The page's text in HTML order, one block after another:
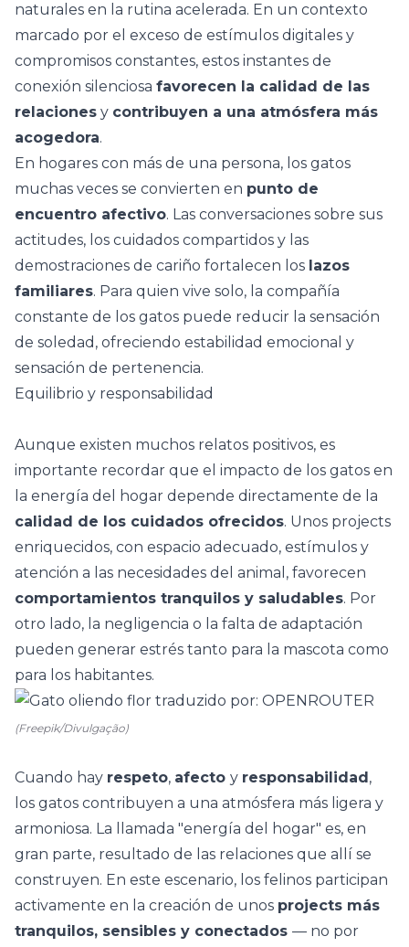
naturales en la rutina acelerada. En un contexto
marcado por el exceso de estímulos digitales y
compromisos constantes, estos instantes de
conexión silenciosa favorecen la calidad de las
relaciones y contribuyen a una atmósfera más
acogedora.
En hogares con más de una persona, los gatos
muchas veces se convierten en punto de
encuentro afectivo. Las conversaciones sobre sus
actitudes, los cuidados compartidos y las
demostraciones de cariño fortalecen los lazos
familiares. Para quien vive solo, la compañía
constante de los gatos puede reducir la sensación
de soledad, ofreciendo estabilidad emocional y
sensación de pertenencia.
Equilibrio y responsabilidad
Aunque existen muchos relatos positivos, es
importante recordar que el impacto de los gatos en
la energía del hogar depende directamente de la
calidad de los cuidados ofrecidos. Unos projects
enriquecidos, con espacio adecuado, estímulos y
atención a las necesidades del animal, favorecen
comportamientos tranquilos y saludables. Por
otro lado, la negligencia o la falta de adaptación
pueden generar estrés tanto para la mascota como
para los habitantes.
(Freepik/Divulgação)
Cuando hay respeto, afecto y responsabilidad,
los gatos contribuyen a una atmósfera más ligera y
armoniosa. La llamada "energía del hogar" es, en
gran parte, resultado de las relaciones que allí se
construyen. En este escenario, los felinos participan
activamente en la creación de unos projects más
tranquilos, sensibles y conectados — no por